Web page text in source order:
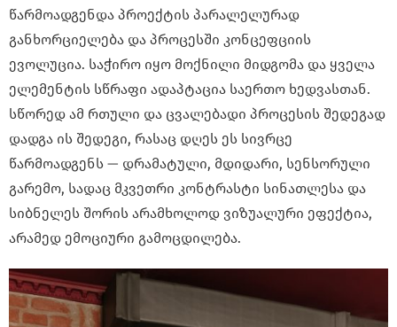
წარმოადგენდა პროექტის პარალელურად
განხორციელება და პროცესში კონცეფციის
ევოლუცია. საჭირო იყო მოქნილი მიდგომა და ყველა
ელემენტის სწრაფი ადაპტაცია საერთო ხედვასთან.
სწორედ ამ რთული და ცვალებადი პროცესის შედეგად
დადგა ის შედეგი, რასაც დღეს ეს სივრცე
წარმოადგენს — დრამატული, მდიდარი, სენსორული
გარემო, სადაც მკვეთრი კონტრასტი სინათლესა და
სიბნელეს შორის არამხოლოდ ვიზუალური ეფექტია,
არამედ ემოციური გამოცდილება.